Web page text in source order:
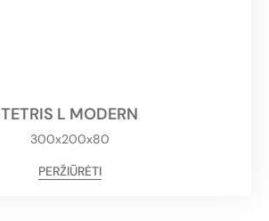
TETRIS L MODERN
300x200x80
PERŽIŪRĖTI